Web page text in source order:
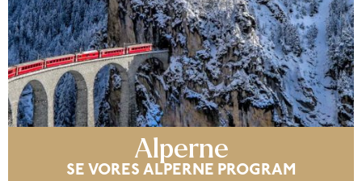
Alperne
SE VORES ALPERNE PROGRAM